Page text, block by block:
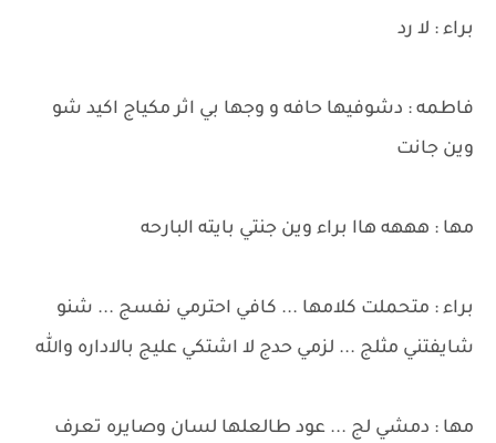
براء : لا رد
فاطمه : دشوفيها حافه و وجها بي اثر مكياج اكيد شو
وين جانت
مها : هههه هاا براء وين جنتي بايته البارحه
براء : متحملت كلامها ... كافي احترمي نفسج ... شنو
شايفتني مثلج ... لزمي حدج لا اشتكي عليج بالاداره والله
مها : دمشي لج ... عود طالعلها لسان وصايره تعرف